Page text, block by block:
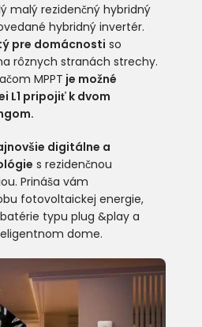
malý rezidenčný hybridný
hybridný invertér.
pre domácnosti so
rôznych stranách strechy.
MPPT je možné
L1 pripojiť k dvom
digitálne a
s rezidenčnou
Prináša vám
fotovoltaickej energie,
typu plug &play a
dome.